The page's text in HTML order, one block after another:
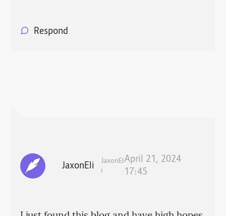
Respond
JaxonEli
JaxonEl
i
April 21, 2024
17:45